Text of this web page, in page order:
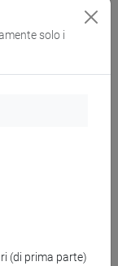
15
attività
solo i
(di prima parte)